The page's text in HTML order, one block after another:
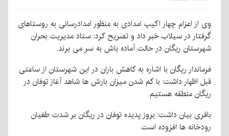
وی از اعزام چهار اکیپ امدادی به منظور امدادرسانی به روستاهای
گرفتار در سیلاب خبر داد و تصریح کرد: ستاد مدیریت بحران
شهرستان ریگان در حالت آماده باش به سر می برند.
فرماندار ریگان با اشاره به کاهش باران در این شهرستان از ساعتی
قبل اظهار داشت: با کم شدن میزان بارش ها شاهد آغاز توفان در
ریگان منطقه هستیم.
باقری بیان داشت: بروز پدیده توفان در ریگان بر شدت طغیان
رودخانه ها افزوده است.